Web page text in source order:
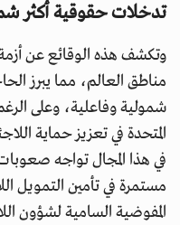
تدخلات حقوقية أكثر
وتكشف هذه الوقائع عن
مناطق العالم، مما يبرز
شمولية وفاعلية، وعلى
المتحدة في تعزيز حماية
في هذا المجال تواجه